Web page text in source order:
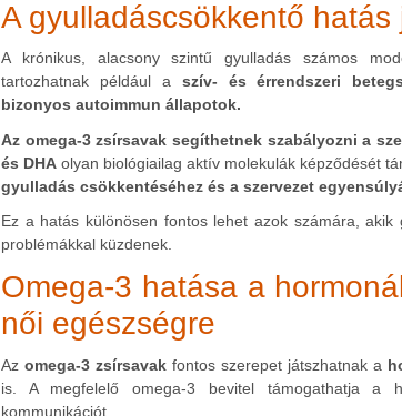
A gyulladáscsökkentő hatás
A krónikus, alacsony szintű gyulladás számos
tartozhatnak például a szív- és érrendszeri
bizonyos autoimmun állapotok.
Az omega-3 zsírsavak segíthetnek szabályozni a
és DHA olyan biológiailag aktív molekulák képződését
gyulladás csökkentéséhez és a szervezet
Ez a hatás különösen fontos lehet azok számára, akik
problémákkal küzdenek.
Omega-3 hatása a
női egészségre
Az omega-3 zsírsavak fontos szerepet játszhatnak a
is. A megfelelő omega-3 bevitel támogathatja a
kommunikációt.